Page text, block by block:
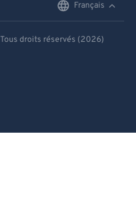
Français
Tous droits réservés (2026)